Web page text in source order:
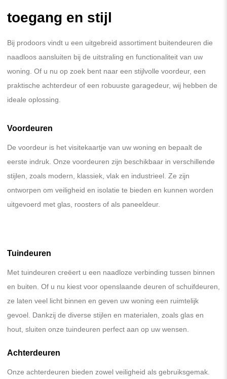
toegang en stijl
Bij prodoors vindt u een uitgebreid assortiment buitendeuren die
naadloos aansluiten bij de uitstraling en functionaliteit van uw
woning. Of u nu op zoek bent naar een stijlvolle voordeur, een
praktische achterdeur of een robuuste garagedeur, wij hebben de
ideale oplossing.
Voordeuren
De voordeur is het visitekaartje van uw woning en bepaalt de
eerste indruk. Onze voordeuren zijn beschikbaar in verschillende
stijlen, zoals modern, klassiek, vlak en industrieel. Ze zijn
ontworpen om veiligheid en isolatie te bieden en kunnen worden
uitgevoerd met glas, roosters of als paneeldeur.
Tuindeuren
Met tuindeuren creëert u een naadloze verbinding tussen binnen
en buiten. Of u nu kiest voor openslaande deuren of schuifdeuren,
ze laten veel licht binnen en geven uw woning een ruimtelijk
gevoel. Dankzij de diverse stijlen en materialen, zoals glas en
hout, sluiten onze tuindeuren perfect aan op uw wensen.
Achterdeuren
Onze achterdeuren bieden zowel veiligheid als gebruiksgemak.